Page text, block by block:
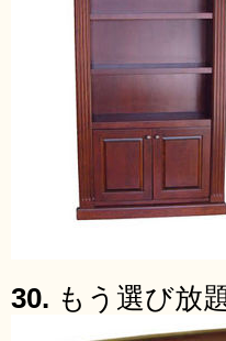
30. もう選び放